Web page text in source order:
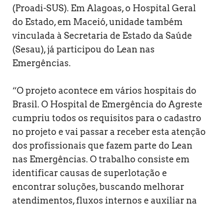
(Proadi-SUS). Em Alagoas, o Hospital Geral
do Estado, em Maceió, unidade também
vinculada à Secretaria de Estado da Saúde
(Sesau), já participou do Lean nas
Emergências.
“O projeto acontece em vários hospitais do
Brasil. O Hospital de Emergência do Agreste
cumpriu todos os requisitos para o cadastro
no projeto e vai passar a receber esta atenção
dos profissionais que fazem parte do Lean
nas Emergências. O trabalho consiste em
identificar causas de superlotação e
encontrar soluções, buscando melhorar
atendimentos, fluxos internos e auxiliar na